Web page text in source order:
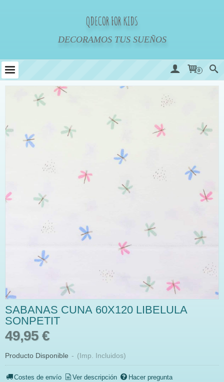
QDECOR FOR KIDS
DECORAMOS TUS SUEÑOS
0
SABANAS CUNA 60X120 LIBELULA
SONPETIT
49,95 €
Producto Disponible - (Imp. Incluidos)
Costes de envío Ver descripción Hacer pregunta